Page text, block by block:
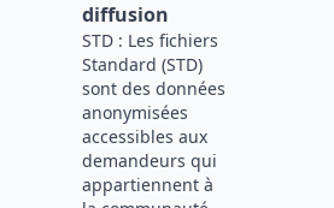
diffusion
STD : Les fichiers
Standard (STD)
sont des données
anonymisées
accessibles aux
demandeurs qui
appartiennent à